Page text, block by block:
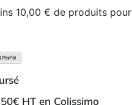
10,00 € de produits
HT en Colissimo